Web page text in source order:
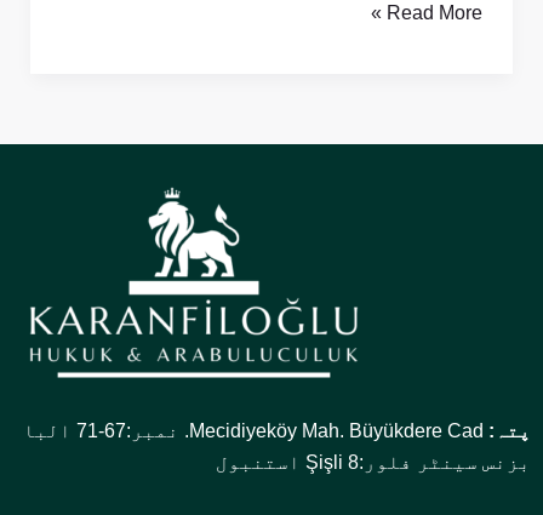
Read More »
پتہ:
Mecidiyeköy Mah. Büyükdere Cad. نمبر:67-71 البا
بزنس سینٹر فلور:8 Şişli استنبول